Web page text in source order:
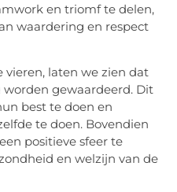
en triomf te delen,
waardering en respect
vieren, laten we zien dat
gewaardeerd. Dit
best te doen en
te doen. Bovendien
positieve sfeer te
en welzijn van de